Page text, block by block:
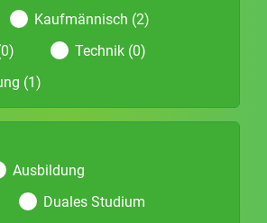
Kaufmännisch (2)
Technik (0)
(1)
Ausbildung
Duales Studium